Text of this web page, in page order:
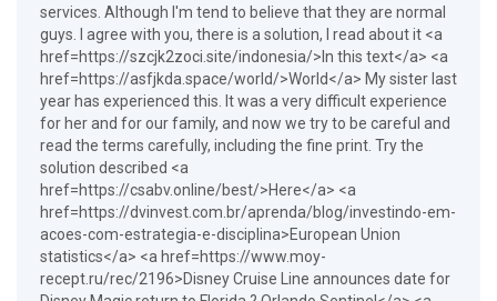
services. Although I'm tend to believe that they are normal
guys. I agree with you, there is a solution, I read about it <a
href=https://szcjk2zoci.site/indonesia/>In this text</a> <a
href=https://asfjkda.space/world/>World</a> My sister last
year has experienced this. It was a very difficult experience
for her and for our family, and now we try to be careful and
read the terms carefully, including the fine print. Try the
solution described <a
href=https://csabv.online/best/>Here</a> <a
href=https://dvinvest.com.br/aprenda/blog/investindo-em-
acoes-com-estrategia-e-disciplina>European Union
statistics</a> <a href=https://www.moy-
recept.ru/rec/2196>Disney Cruise Line announces date for